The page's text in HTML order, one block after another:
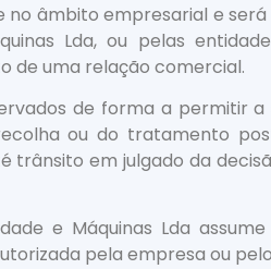
no âmbito empresarial e
Lda, ou pelas
de uma relação comercial.
de forma a permitir
ou do tratamento
trânsito em julgado da
e Máquinas Lda
pela empresa ou